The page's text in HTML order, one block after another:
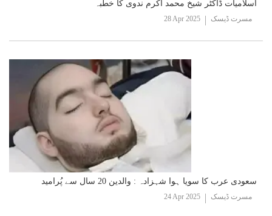
اسلامیات ڈاکٹر شیخ محمد اکرم ندوی کا خطبہ
28 Apr 2025 مسرت ڈیسک
سعودی عرب کا سویا ہوا شہزادہ : والدین 20 سال سے پُرامید
24 Apr 2025 مسرت ڈیسک